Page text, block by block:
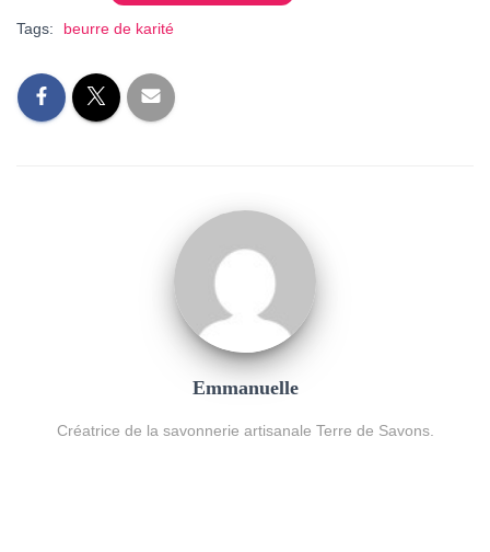
Tags: beurre de karité
Emmanuelle
Créatrice de la savonnerie artisanale Terre de Savons.